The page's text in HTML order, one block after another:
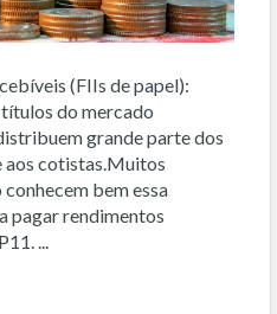
(FIIs de papel):
do mercado
grande parte dos
aos cotistas.Muitos
bem essa
pagar rendimentos
...